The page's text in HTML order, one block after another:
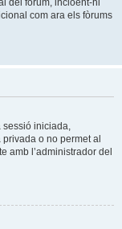
del fòrum, incloent-hi
com ara els fòrums
sessió iniciada,
o no permet al
amb l’administrador del